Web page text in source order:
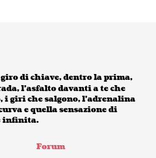
di chiave, dentro la prima,
l’asfalto davanti a te che
i giri che salgono, l’adrenalina
e quella sensazione di
infinita.
Forum